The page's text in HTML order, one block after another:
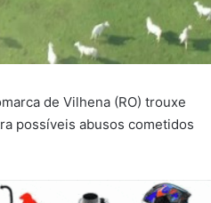
de Vilhena (RO) trouxe
possíveis abusos cometidos